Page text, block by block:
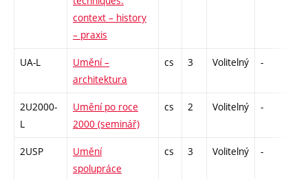
context – history
– praxis
UA-L
Umění –
architektura
cs 3 Volitelný -
2U2000-
L
Umění po roce
2000 (seminář)
cs 2 Volitelný -
2USP
Umění
spolupráce
cs 3 Volitelný -